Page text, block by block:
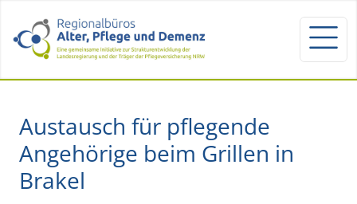
Austausch für pflegende
Angehörige beim Grillen in
Brakel